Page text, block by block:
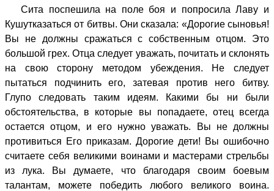
Сита поспешила на поле боя и попросила Лаву и
Кушутказаться от битвы. Они сказала: «Дорогие сыновья!
Вы не должны сражаться с собственным отцом. Это
большой грех. Отца следует уважать, почитать и склонять
на свою сторону методом убеждения. Не следует
пытаться подчинить его, затевая против него битву.
Глупо следовать таким идеям. Какими бы ни были
обстоятельства, в которые вы попадаете, отец всегда
остается отцом, и его нужно уважать. Вы не должны
противиться Его приказам. Дорогие дети! Вы ошибочно
считаете себя великими воинами и мастерами стрельбы
из лука. Вы думаете, что благодаря своим боевым
талантам, можете победить любого великого воина.